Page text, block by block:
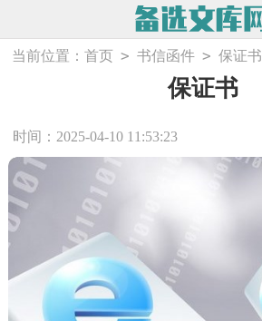
当前位置：首页 > 书信函件 > 保证书
保证书
时间：2025-04-10 11:53:23